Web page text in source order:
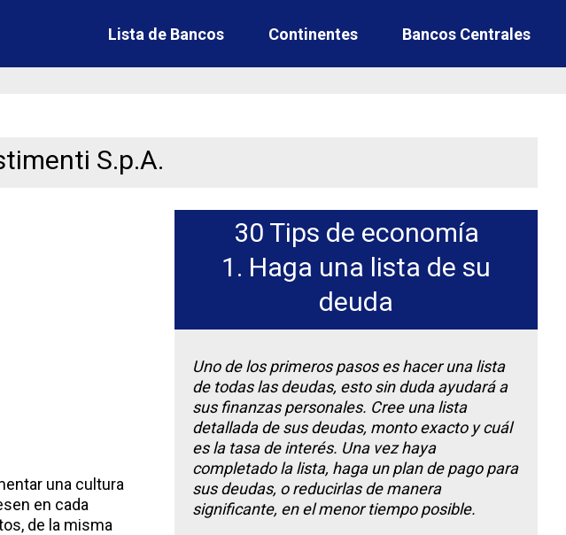
Lista de Bancos Continentes Bancos Centrales
S.p.A.
una cultura
en cada
de la misma
30 Tips de economía
1. Haga una lista de su
deuda
Uno de los primeros pasos es hacer una lista
de todas las deudas, esto sin duda ayudará a
sus finanzas personales. Cree una lista
detallada de sus deudas, monto exacto y cuál
es la tasa de interés. Una vez haya
completado la lista, haga un plan de pago para
sus deudas, o reducirlas de manera
significante, en el menor tiempo posible.